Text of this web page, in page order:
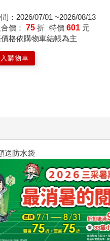
：2026/07/01 ~2026/08/13
價： 75 折 特價 601 元
格依購物車結帳為主
購物車
水袋